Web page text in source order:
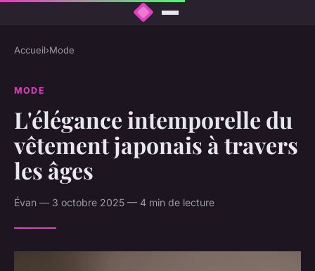
Accueil›Mode
MODE
L'élégance intemporelle du
vêtement japonais à travers
les âges
Évan — 3 octobre 2025 — 4 min de lecture